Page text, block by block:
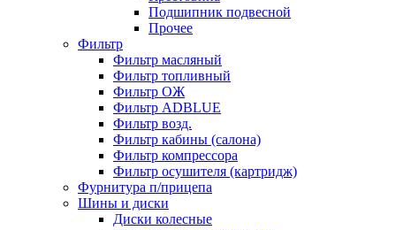
Подшипник подвесной
Прочее
Фильтр
Фильтр масляный
Фильтр топливный
Фильтр ОЖ
Фильтр ADBLUE
Фильтр возд.
Фильтр кабины (салона)
Фильтр компрессора
Фильтр осушителя (картридж)
Фурнитура п/прицепа
Шины и диски
Диски колесные